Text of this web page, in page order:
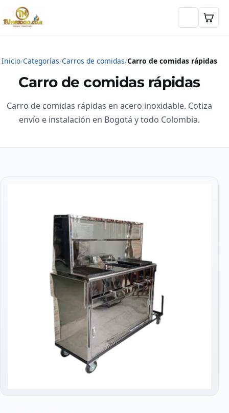
Inicio Categorías Carros de comidas Carro de comidas rápidas
Carro de comidas rápidas
Carro de comidas rápidas en acero inoxidable. Cotiza
envío e instalación en Bogotá y todo Colombia.